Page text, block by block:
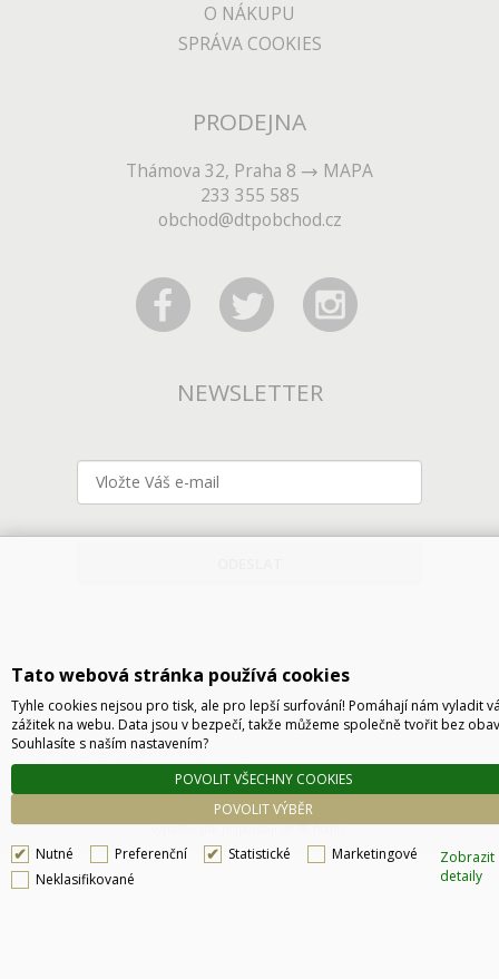
O NÁKUPU
SPRÁVA COOKIES
PRODEJNA
Thámova 32, Praha 8
MAPA
233 355 585
obchod@dtpobchod.cz
NEWSLETTER
Technické řešení © 2026 CyberSoft s.r.o.
Podle zákona o evidenci tržeb je prodávající povinen vystavit kupujícímu účtenku. Zároveň
je povinen zaevidovat přijatou tržbu u správce daně online, v případě technického
výpadku pak nejpozději do 48 hodin.
Tato webová stránka používá cookies
Tyhle cookies nejsou pro tisk, ale pro lepší surfování! Pomáhají nám vyladit
zážitek na webu. Data jsou v bezpečí, takže můžeme společně tvořit bez
Souhlasíte s naším nastavením?
POVOLIT VÝBĚR
POVOLIT VŠECHNY COOKIES
Nutné Preferenční Statistické
Marketingové
Neklasifikované
Zobrazit
detaily